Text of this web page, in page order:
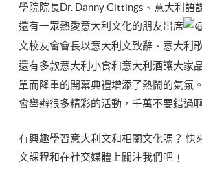
學院院長Dr. Danny Gittings、意大利語
還有一眾熱愛意大利文化的朋友出席
文校友會會長以意大利文致辭、意大利
還有多款意大利小食和意大利酒讓大家
單而隆重的開幕典禮增添了熱鬧的氣氛
會舉辦很多精彩的活動，千萬不要錯過
有興趣學習意大利文和相關文化嗎？ 快
文課程和在社交媒體上關注我們吧﹗